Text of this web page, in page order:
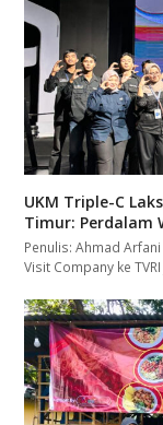
UKM Triple-C
Timur: Perdalam
Penulis: Ahmad
Visit Company ke